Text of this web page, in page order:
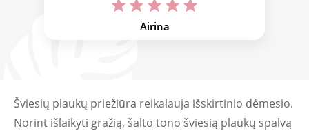
Airina
Šviesių plaukų priežiūra reikalauja išskirtinio dėmesio.
Norint išlaikyti gražią, šalto tono šviesią plaukų spalvą